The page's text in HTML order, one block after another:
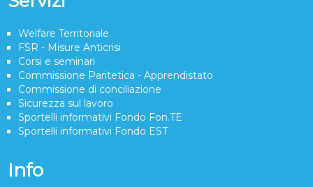
Welfare Territoriale
FSR - Misure Anticrisi
Corsi e seminari
Commissione Paritetica - Apprendistato
Commissione di conciliazione
Sicurezza sul lavoro
Sportelli informativi Fondo Fon.TE
Sportelli informativi Fondo EST
Info